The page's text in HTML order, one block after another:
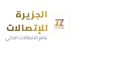
الجزيرة
للإتصالات
عالم الاتصالات الذكي